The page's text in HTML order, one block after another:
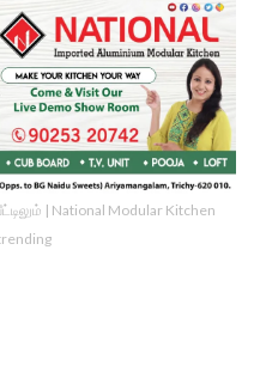
| National Modular Kitchen